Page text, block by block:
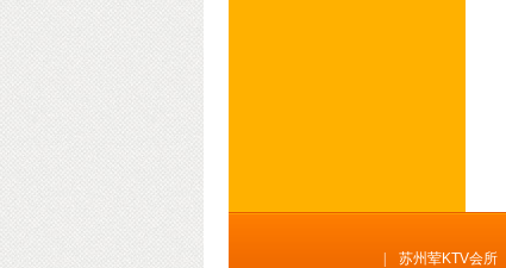
苏州荤KTV会所